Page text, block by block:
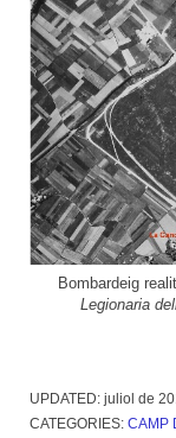
Bombardeig
Legionaria
UPDATED: juliol de
CATEGORIES: CAMP